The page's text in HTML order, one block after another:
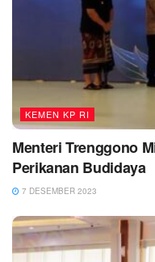
KEMEN KP RI
Menteri Trenggono
Perikanan Budidaya
7 DESEMBER 2023